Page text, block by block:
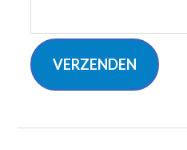
VERZENDEN